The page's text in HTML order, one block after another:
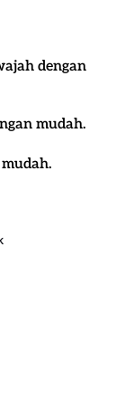
dengan
mudah.